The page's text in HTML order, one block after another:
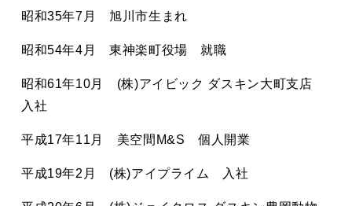
昭和35年7月 旭川市生まれ
昭和54年4月 東神楽町役場 就職
昭和61年10月 (株)アイビック ダスキン大町支店
入社
平成17年11月 美空間M&S 個人開業
平成19年2月 (株)アイプライム 入社